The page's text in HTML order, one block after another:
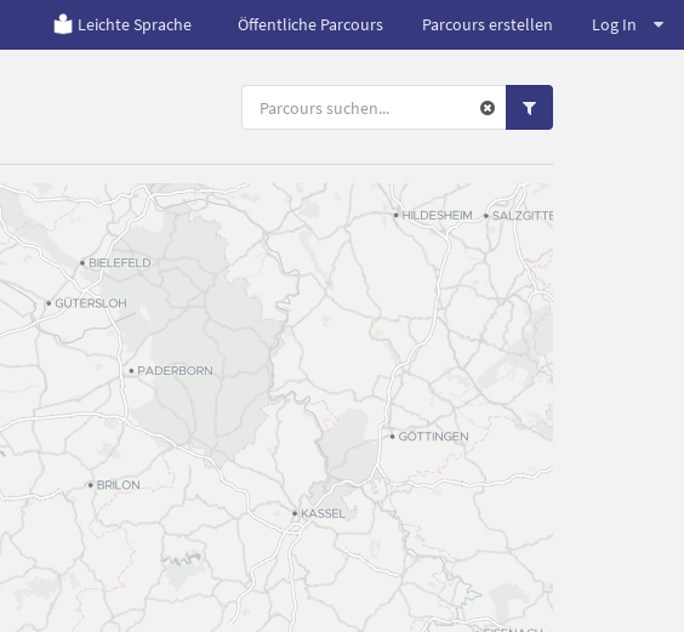
Leichte Sprache Öffentliche Parcours Parcours erstellen Log In